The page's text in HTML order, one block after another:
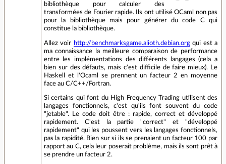
bibliothèque pour calculer des
transformées de Fourier rapide. Ils ont utilisé OCaml non pas
pour la bibliothèque mais pour générer du code C qui
constitue la bibliothèque.
Allez voir http://benchmarksgame.alioth.debian.orgqui est a
ma connaissance la meilleure comparaison de performance
entre les implémentations des différents langages (cela a
bien sur des défauts, mais c'est difficile de faire mieux). Le
Haskell et l'Ocaml se prennent un facteur 2 en moyenne
face au C/C++/Fortran.
Si certains qui font du High Frequency Trading utilisent des
langages fonctionnels, c'est qu'ils font souvent du code
"jetable". Le code doit être : rapide, correct et développé
rapidement. C'est la partie "correct" et "développé
rapidement" qui les poussent vers les langages fonctionnels,
pas la rapidité. Bien sur si ils se prenaient un facteur 100 par
rapport au C, cela leur poserait problème, mais ils sont prêt à
se prendre un facteur 2.